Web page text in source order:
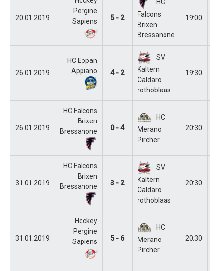
20.01.2019
Pergine
Sapiens
5 - 2
HC
Falcons
Brixen
Bressanone
19:00
26.01.2019
HC Eppan
Appiano
4 - 2
SV
Kaltern
Caldaro
rothoblaas
19:30
26.01.2019
HC Falcons
Brixen
Bressanone
0 - 4
HC
Merano
Pircher
20:30
31.01.2019
HC Falcons
Brixen
Bressanone
3 - 2
SV
Kaltern
Caldaro
rothoblaas
20:30
31.01.2019
Hockey
Pergine
Sapiens
5 - 6
HC
Merano
Pircher
20:30